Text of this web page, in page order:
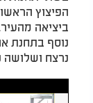
הפיצוץ
ביציאה
נוסף בתחנת
נרצח ושלושה